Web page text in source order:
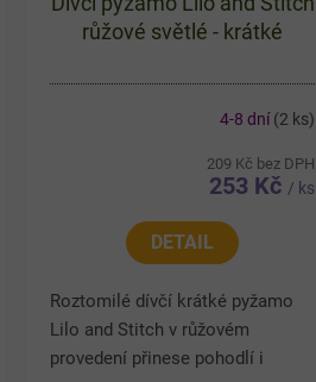
růžové světlé - krátké
4-8 dní(2 ks)
209 Kč bez DPH
253 Kč / ks
DETAIL
Roztomilé dívčí krátké pyžamo
Lilo and Stitch v růžovém
provedení přinese pohodlí i